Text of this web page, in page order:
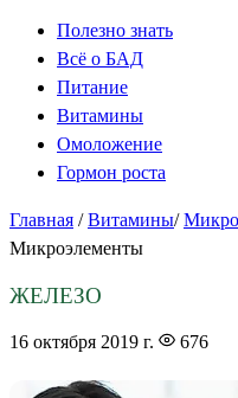
Полезно знать
Всё о БАД
Питание
Витамины
Омоложение
Гормон роста
Главная / Витамины/
Микроэлементы
ЖЕЛЕЗО
16 октября 2019 г. 676